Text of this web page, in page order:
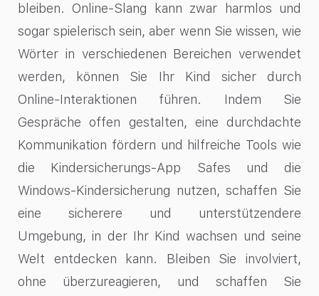
bleiben. Online-Slang kann zwar harmlos und
sogar spielerisch sein, aber wenn Sie wissen, wie
Wörter in verschiedenen Bereichen verwendet
werden, können Sie Ihr Kind sicher durch
Online-Interaktionen führen. Indem Sie
Gespräche offen gestalten, eine durchdachte
Kommunikation fördern und hilfreiche Tools wie
die Kindersicherungs-App Safes und die
Windows-Kindersicherung nutzen, schaffen Sie
eine sicherere und unterstützendere
Umgebung, in der Ihr Kind wachsen und seine
Welt entdecken kann. Bleiben Sie involviert,
ohne überzureagieren, und schaffen Sie